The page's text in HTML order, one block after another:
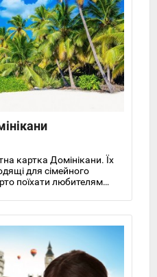
картка Домінікани. Їх
для сімейного
поїхати любителям